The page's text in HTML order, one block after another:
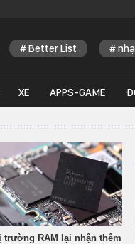
Better List
XE APPS-GAME
trường RAM lại nhận thêm